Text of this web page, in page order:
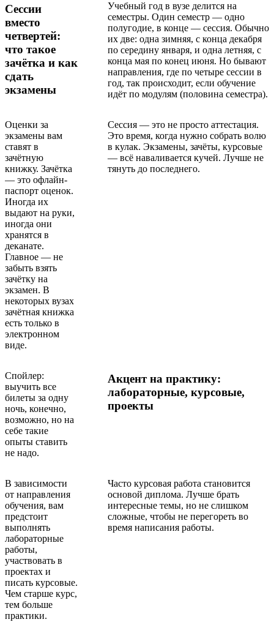
Сессии
вместо
четвертей:
что такое
зачётка и как
сдать
экзамены
Учебный год в вузе делится на
семестры. Один семестр — одно
полугодие, в конце — сессия. Обычно
их две: одна зимняя, с конца декабря
по середину января, и одна летняя, с
конца мая по конец июня. Но бывают
направления, где по четыре сессии в
год, так происходит, если обучение
идёт по модулям (половина семестра).
Оценки за
экзамены вам
ставят в
зачётную
книжку. Зачётка
— это офлайн-
паспорт оценок.
Иногда их
выдают на руки,
иногда они
хранятся в
деканате.
Главное — не
забыть взять
зачётку на
экзамен. В
некоторых вузах
зачётная книжка
есть только в
электронном
виде.
Сессия — это не просто аттестация.
Это время, когда нужно собрать волю
в кулак. Экзамены, зачёты, курсовые
— всё наваливается кучей. Лучше не
тянуть до последнего.
Спойлер:
выучить все
билеты за одну
ночь, конечно,
возможно, но на
себе такие
опыты ставить
не надо.
Акцент на практику:
лабораторные, курсовые,
проекты
В зависимости
от направления
обучения, вам
предстоит
выполнять
лабораторные
работы,
участвовать в
проектах и
писать курсовые.
Чем старше курс,
тем больше
практики.
Часто курсовая работа становится
основой диплома. Лучше брать
интересные темы, но не слишком
сложные, чтобы не перегореть во
время написания работы.